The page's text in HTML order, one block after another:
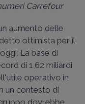
Carrefour
aumento delle
ottimista per il
La base di
di 1,62 miliardi
operativo in
un contesto di
dovrebbe